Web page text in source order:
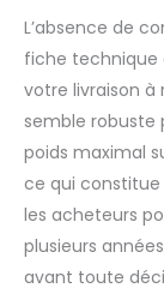
L’absence de
fiche technique
votre livraison
semble robuste
poids maximal
ce qui
les acheteurs
plusieurs
avant toute